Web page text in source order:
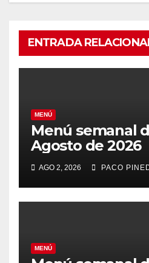
ENTRADA
MENÚ
Menú semanal
Agosto de 2026
AGO 2, 2026 PACO
MENÚ